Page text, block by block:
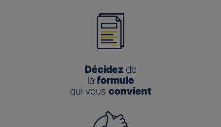
Décidezde
la formule
qui vous convient